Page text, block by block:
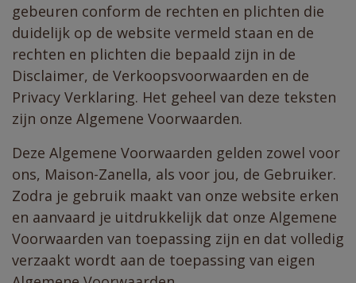
gebeuren conform de rechten en plichten die
duidelijk op de website vermeld staan en de
rechten en plichten die bepaald zijn in de
Disclaimer, de Verkoopsvoorwaarden en de
Privacy Verklaring. Het geheel van deze teksten
zijn onze Algemene Voorwaarden.
Deze Algemene Voorwaarden gelden zowel voor
ons, Maison-Zanella, als voor jou, de Gebruiker.
Zodra je gebruik maakt van onze website erken
en aanvaard je uitdrukkelijk dat onze Algemene
Voorwaarden van toepassing zijn en dat volledig
verzaakt wordt aan de toepassing van eigen